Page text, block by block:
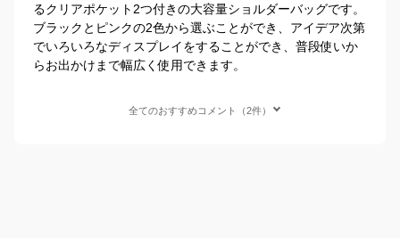
るクリアポケット2つ付きの大容量ショルダーバッグです。
ブラックとピンクの2色から選ぶことができ、アイデア次第
でいろいろなディスプレイをすることができ、普段使いか
らお出かけまで幅広く使用できます。
全てのおすすめコメント（2件）